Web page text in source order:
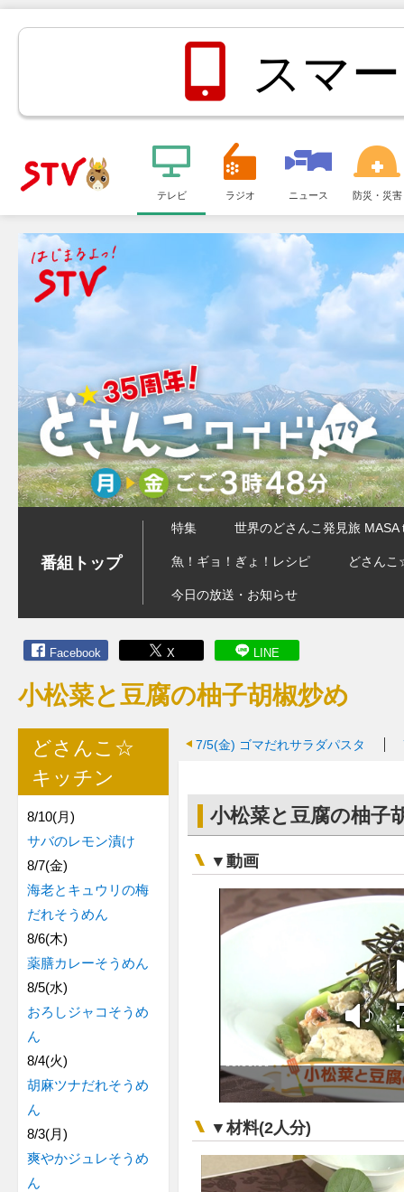
ＳＴＶ札
幌テレビ
スマ
メ
ュ
テレビ ラジオ ニュース 防災・災害
番組トップ
特集 世界のどさんこ発見旅 MASA
魚！ギョ！ぎょ！レシピ どさん
今日の放送・お知らせ
Facebook X LINE
小松菜と豆腐の柚子胡椒炒め
7/5(金) ゴマだれサラダパスタ
小松菜と豆腐の柚子
▼動画
▼材料(2人分)
どさんこ☆
キッチン
8/10(月)
サバのレモン漬け
8/7(金)
海老とキュウリの梅
だれそうめん
8/6(木)
薬膳カレーそうめん
8/5(水)
おろしジャコそうめ
ん
8/4(火)
胡麻ツナだれそうめ
ん
8/3(月)
爽やかジュレそうめ
ん